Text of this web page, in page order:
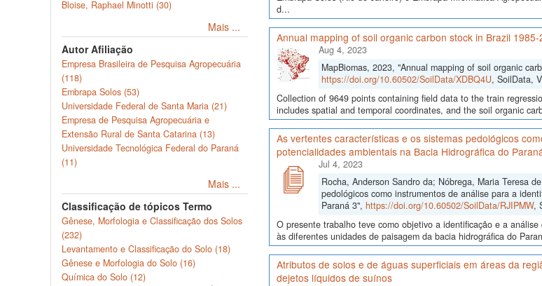
Bloise, Raphael Minotti (30)
Mais ...
Autor Afiliação
Empresa Brasileira de Pesquisa Agropecuária
(118)
Embrapa Solos (53)
Universidade Federal de Santa Maria (21)
Empresa de Pesquisa Agropecuária e
Extensão Rural de Santa Catarina (13)
Universidade Tecnológica Federal do Paraná
(11)
Mais ...
Classificação de tópicos Termo
Gênese, Morfologia e Classificação dos Solos
(232)
Levantamento e Classificação do Solo (18)
Gênese e Morfologia do Solo (16)
Química do Solo (12)
d...
Annual mapping of soil organic carbon stock in Brazil
Aug 4, 2023
MapBiomas, 2023, "Annual mapping of soil organic
https://doi.org/10.60502/SoilData/XDBQ4U, SoilData,
Collection of 9649 points containing field data to the train
includes spatial and temporal coordinates, and the soil organic
As vertentes características e os sistemas pedológicos
potencialidades ambientais na Bacia Hidrográfica do
Jul 4, 2023
Rocha, Anderson Sandro da; Nóbrega, Maria Teresa
pedológicos como instrumentos de análise para a
Paraná 3", https://doi.org/10.60502/SoilData/RJIPMW,
O presente trabalho teve como objetivo a identificação e a
às diferentes unidades de paisagem da bacia hidrográfica do
Atributos de solos e de águas superficiais em áreas da
dejetos líquidos de suínos